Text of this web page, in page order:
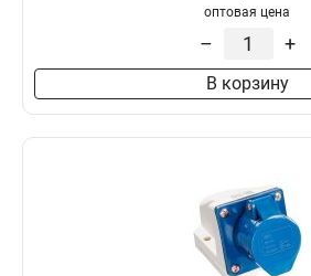
оптовая цена
– +
В корзину